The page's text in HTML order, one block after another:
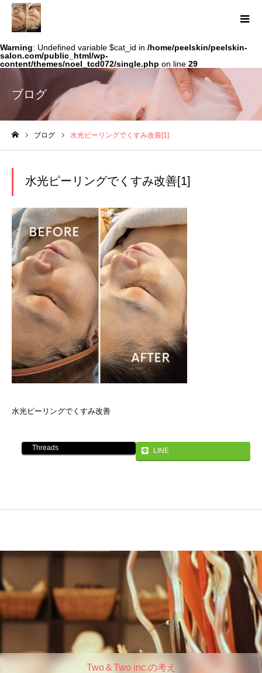
Warning: Undefined variable $cat_id in /home/peelskin/peelskin-
salon.com/public_html/wp-
content/themes/noel_tcd072/single.php on line 29
ブログ
ブログ 水光ピーリングでくすみ改善[1]
水光ピーリングでくすみ改善[1]
水光ピーリングでくすみ改善
Threads LINE
Two＆Two inc.の考え